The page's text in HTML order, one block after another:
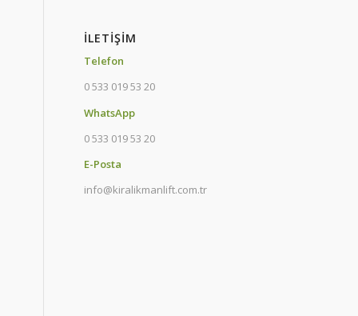
İLETIŞIM
Telefon
0 533 019 53 20
WhatsApp
0 533 019 53 20
E-Posta
info@kiralikmanlift.com.tr